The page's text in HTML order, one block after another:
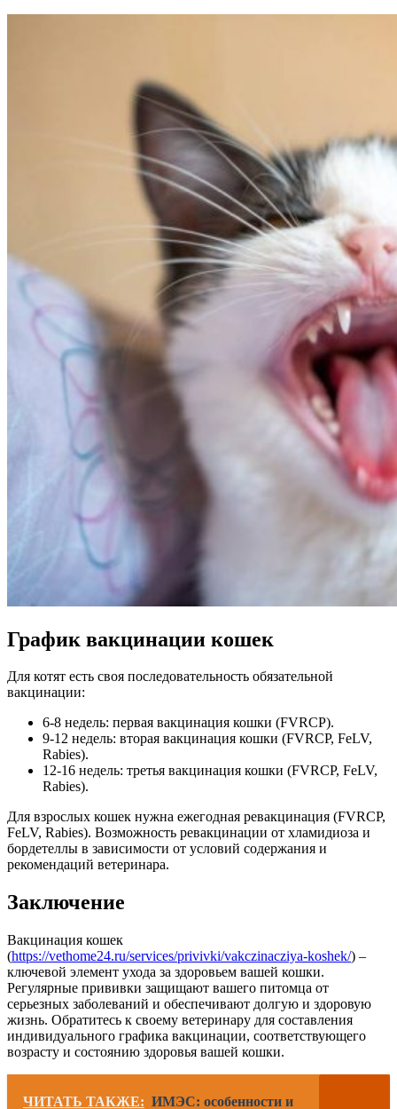
График вакцинации кошек
Для котят есть своя последовательность обязательной
вакцинации:
6-8 недель: первая вакцинация кошки (FVRCP).
9-12 недель: вторая вакцинация кошки (FVRCP, FeLV,
Rabies).
12-16 недель: третья вакцинация кошки (FVRCP, FeLV,
Rabies).
Для взрослых кошек нужна ежегодная ревакцинация (FVRCP,
FeLV, Rabies). Возможность ревакцинации от хламидиоза и
бордетеллы в зависимости от условий содержания и
рекомендаций ветеринара.
Заключение
Вакцинация кошек
(https://vethome24.ru/services/privivki/vakczinacziya-koshek/) –
ключевой элемент ухода за здоровьем вашей кошки.
Регулярные прививки защищают вашего питомца от
серьезных заболеваний и обеспечивают долгую и здоровую
жизнь. Обратитесь к своему ветеринару для составления
индивидуального графика вакцинации, соответствующего
возрасту и состоянию здоровья вашей кошки.
ЧИТАТЬ ТАКЖЕ: ИМЭС: особенности и